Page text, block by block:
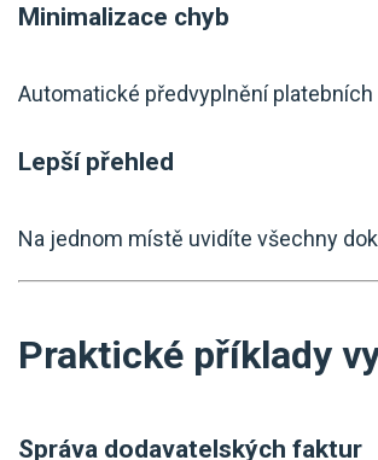
Minimalizace chyb
Automatické předvyplnění
Lepší přehled
Na jednom místě uvidíte všechny
Praktické příklady
Správa dodavatelských faktur